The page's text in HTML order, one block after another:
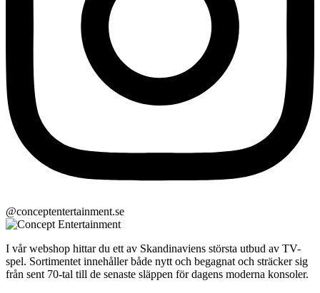
@conceptentertainment.se
I vår webshop hittar du ett av Skandinaviens största utbud av TV-
spel. Sortimentet innehåller både nytt och begagnat och sträcker sig
från sent 70-tal till de senaste släppen för dagens moderna konsoler.